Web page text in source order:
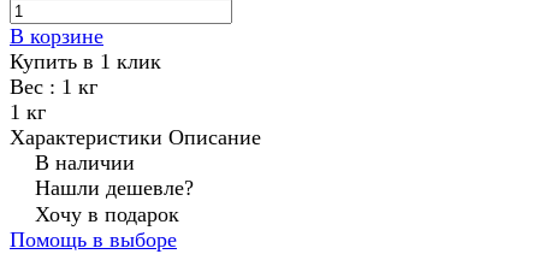
В корзине
Купить в 1 клик
Вес : 1 кг
1 кг
Характеристики Описание
В наличии
Нашли дешевле?
Хочу в подарок
Помощь в выборе